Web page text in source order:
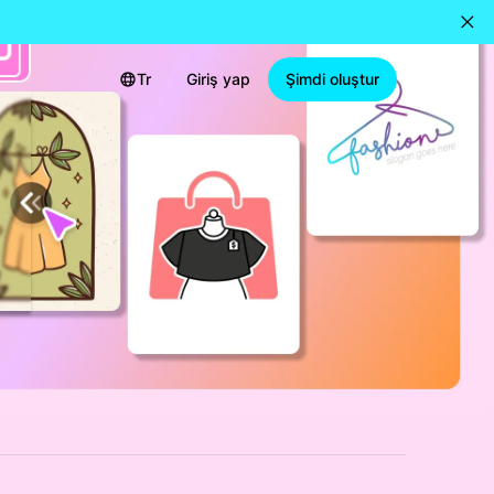
Tr Giriş yap Şimdi oluştur